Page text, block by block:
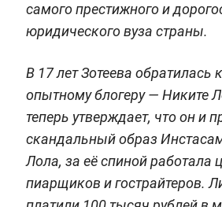
самого престижного и
юридического вуза страны.
В 17 лет Зотеева обратилась
опытному блогеру — Никите
теперь утверждает, что он и
скандальный образ
Лола, за её спиной работала
пиарщиков и гострайтеров.